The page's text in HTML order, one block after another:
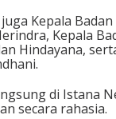
Kepala
Kepala
Hindayana,
di Istana
secara rahasia.